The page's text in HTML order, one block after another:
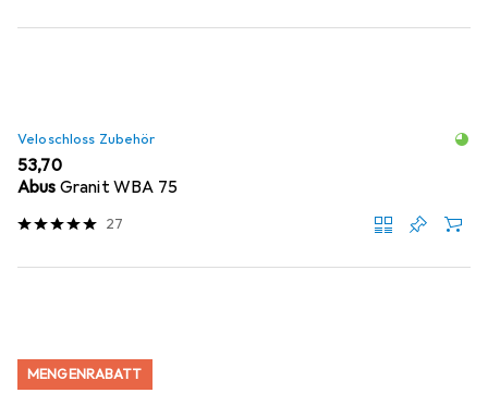
Veloschloss Zubehör
EUR
53,70
Abus Granit WBA 75
27
MENGENRABATT